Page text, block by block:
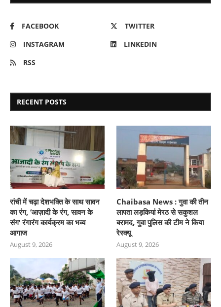
FACEBOOK
TWITTER
INSTAGRAM
LINKEDIN
RSS
RECENT POSTS
रांची में चढ़ा देशभक्ति के साथ सावन
का रंग, ‘आज़ादी के रंग, सावन के
संग’ रंगारंग कार्यक्रम का भव्य
आगाज
August 9, 2026
Chaibasa News : गुवा की तीन
लापता लड़कियां मेरठ से सकुशल
बरामद, गुवा पुलिस की टीम ने किया
रेस्क्यू
August 9, 2026